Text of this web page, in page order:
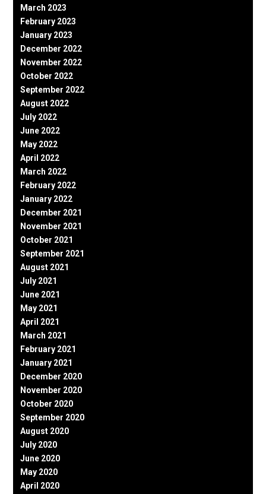
March 2023
February 2023
January 2023
December 2022
November 2022
October 2022
September 2022
August 2022
July 2022
June 2022
May 2022
April 2022
March 2022
February 2022
January 2022
December 2021
November 2021
October 2021
September 2021
August 2021
July 2021
June 2021
May 2021
April 2021
March 2021
February 2021
January 2021
December 2020
November 2020
October 2020
September 2020
August 2020
July 2020
June 2020
May 2020
April 2020